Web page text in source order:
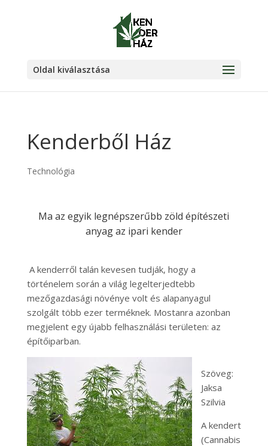
Oldal kiválasztása
Kenderből Ház
Technológia
Ma az egyik legnépszerűbb zöld építészeti
anyag az ipari kender
A kenderről talán kevesen tudják, hogy a
történelem során a világ legelterjedtebb
mezőgazdasági növénye volt és alapanyagul
szolgált több ezer terméknek. Mostanra azonban
megjelent egy újabb felhasználási területen: az
építőiparban.
Szöveg:
Jaksa
Szilvia
A kendert
(Cannabis